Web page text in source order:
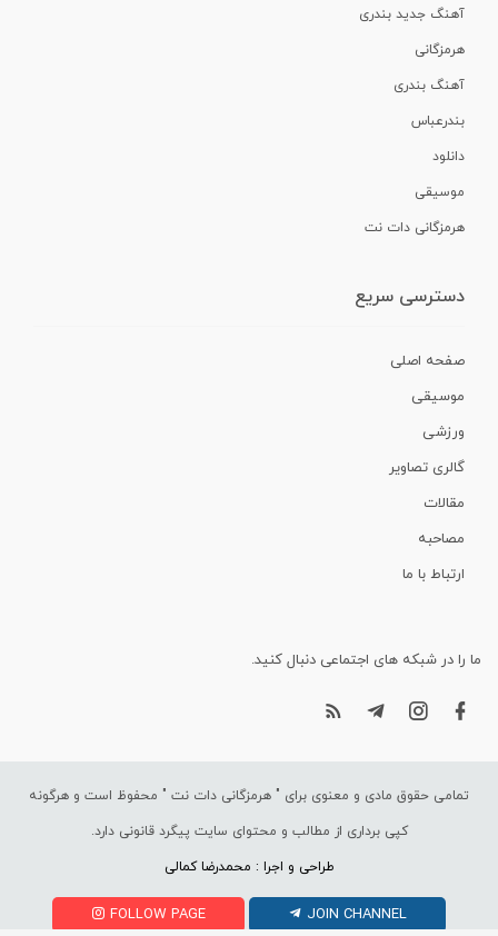
آهنگ جدید بندری
هرمزگانی
آهنگ بندری
بندرعباس
دانلود
موسیقی
هرمزگانی دات نت
دسترسی سریع
صفحه اصلی
موسیقی
ورزشی
گالری تصاویر
مقالات
مصاحبه
ارتباط با ما
ما را در شبکه های اجتماعی دنبال کنید.
تمامی حقوق مادی و معنوی برای " هرمزگانی دات نت " محفوظ است و هرگونه
کپی برداری از مطالب و محتوای سایت پیگرد قانونی دارد.
طراحی و اجرا : محمدرضا کمالی
FOLLOW PAGE JOIN CHANNEL